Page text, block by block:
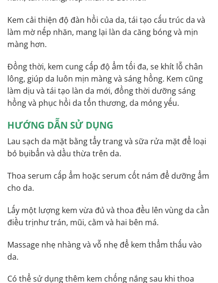
Kem cải thiện độ đàn hồi của da, tái tạo cấu trúc da và
làm mờ nếp nhăn, mang lại làn da căng bóng và mịn
màng hơn.
Đồng thời, kem cung cấp độ ẩm tối đa, se khít lỗ chân
lông, giúp da luôn mịn màng và sáng hồng. Kem cũng
làm dịu và tái tạo làn da mới, đồng thời dưỡng sáng
hồng và phục hồi da tổn thương, da mỏng yếu.
HƯỚNG DẪN SỬ DỤNG
Lau sạch da mặt bằng tẩy trang và sữa rửa mặt để loại
bỏ bụibẩn và dầu thừa trên da.
Thoa serum cấp ẩm hoặc serum cốt nám để dưỡng ẩm
cho da.
Lấy một lượng kem vừa đủ và thoa đều lên vùng da cần
điều trịnhư trán, mũi, cằm và hai bên má.
Massage nhẹ nhàng và vỗ nhẹ để kem thẩm thấu vào
da.
Có thể sử dụng thêm kem chống nắng sau khi thoa